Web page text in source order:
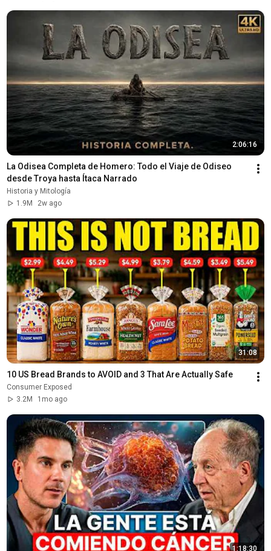
2:06:16
La Odisea Completa de Homero: Todo el Viaje de Odiseo
desde Troya hasta Ítaca Narrado
Historia y Mitología
1.9M
2w ago
31:08
10 US Bread Brands to AVOID and 3 That Are Actually Safe
Consumer Exposed
3.2M
1mo ago
1:18:30